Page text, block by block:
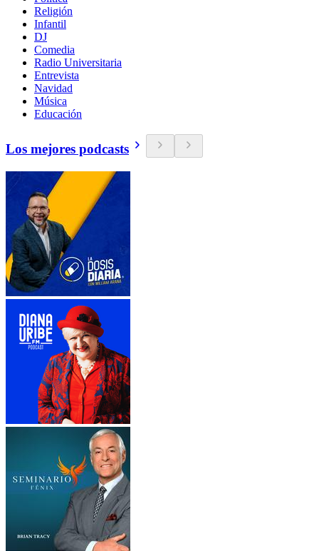
Religión
Infantil
DJ
Comedia
Radio Universitaria
Entrevista
Navidad
Música
Educación
Los mejores podcasts